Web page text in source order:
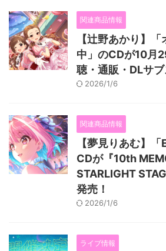
関連商品情報
【辻野あかり】
中」のCDが10月
聴・通販・DLサブ
2026/1/6
関連商品情報
【夢見りあむ】
CDが『10th
STARLIGHT
発売！
2026/1/6
ライブ情報